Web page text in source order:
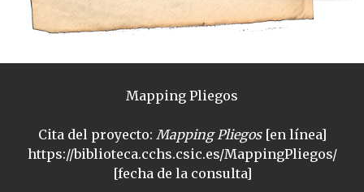
Mapping Pliegos
Cita del proyecto: Mapping Pliegos[en línea]
https://biblioteca.cchs.csic.es/MappingPliegos/
[fecha de la consulta]